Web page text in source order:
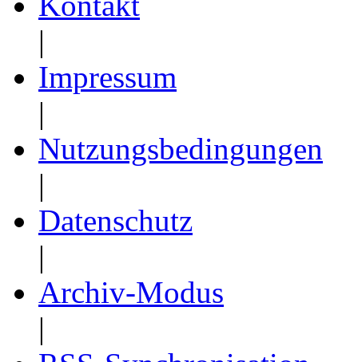
|
Impressum
|
Nutzungsbedingungen
|
Datenschutz
|
Archiv-Modus
|